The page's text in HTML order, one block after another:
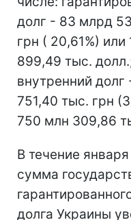
долг - 83 млрд
грн ( 20,61%)
899,49 тыс.
внутренний
751,40 тыс. грн
750 млн 309,86
В течение
сумма
долга Украины